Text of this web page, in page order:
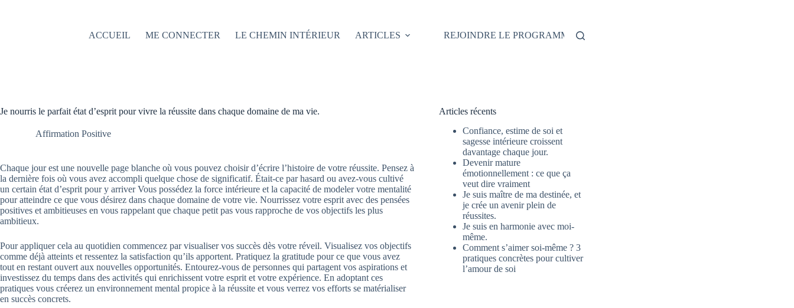
ACCUEIL
ME CONNECTER LE CHEMIN INTÉRIEUR ARTICLES REJOINDRE LE PROGRAMME
Je nourris le parfait état d’esprit pour vivre la réussite dans chaque domaine de ma vie.
Affirmation Positive
Chaque jour est une nouvelle page blanche où vous pouvez choisir d’écrire l’histoire de votre réussite. Pensez à
la dernière fois où vous avez accompli quelque chose de significatif. Était-ce par hasard ou avez-vous cultivé
un certain état d’esprit pour y arriver Vous possédez la force intérieure et la capacité de modeler votre mentalité
pour atteindre ce que vous désirez dans chaque domaine de votre vie. Nourrissez votre esprit avec des pensées
positives et ambitieuses en vous rappelant que chaque petit pas vous rapproche de vos objectifs les plus
ambitieux.
Pour appliquer cela au quotidien commencez par visualiser vos succès dès votre réveil. Visualisez vos objectifs
comme déjà atteints et ressentez la satisfaction qu’ils apportent. Pratiquez la gratitude pour ce que vous avez
tout en restant ouvert aux nouvelles opportunités. Entourez-vous de personnes qui partagent vos aspirations et
investissez du temps dans des activités qui enrichissent votre esprit et votre expérience. En adoptant ces
pratiques vous créerez un environnement mental propice à la réussite et vous verrez vos efforts se matérialiser
en succès concrets.
Articles récents
Confiance, estime de soi et
sagesse intérieure croissent
davantage chaque jour.
Devenir mature
émotionnellement : ce que ça
veut dire vraiment
Je suis maître de ma destinée, et
je crée un avenir plein de
réussites.
Je suis en harmonie avec moi-
même.
Comment s’aimer soi-même ? 3
pratiques concrètes pour cultiver
l’amour de soi